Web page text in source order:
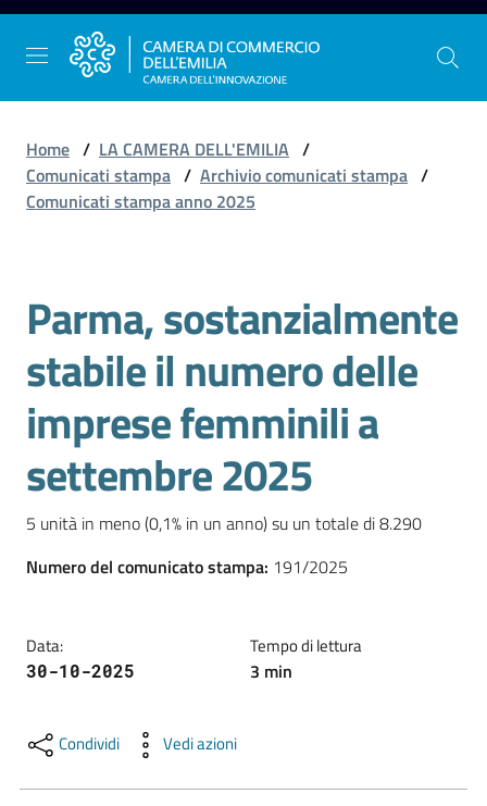
Vai al contenuto
Vai alla navigazione
Vai al footer
Gestire
l'impresa
Promuovere
l'impresa
e
territorio
Tutelare
il
Home / LA CAMERA DELL'EMILIA /
Comunicati stampa / Archivio comunicati stampa /
Comunicati stampa anno 2025
Salta al contenuto
Parma, sostanzialmente
stabile il numero delle
imprese femminili a
settembre 2025
5 unità in meno (0,1% in un anno) su un totale di 8.290
Numero del comunicato stampa: 191/2025
Data:
30-10-2025
Tempo di lettura
3 min
Condividi Vedi azioni